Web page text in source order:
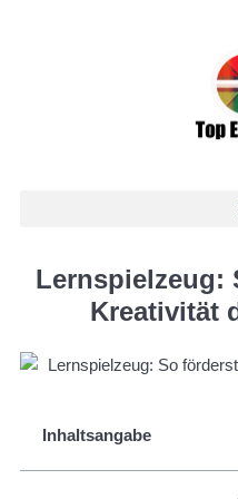
Lernspielzeug:
Kreativität
Inhaltsangabe